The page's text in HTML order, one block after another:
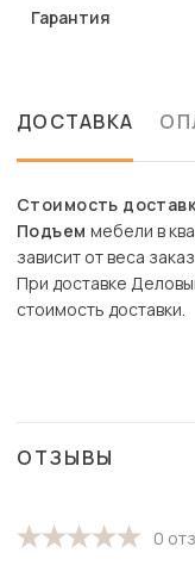
Гарантия
ДОСТАВКА
Стоимость
Подъем мебели в
зависит от веса
При доставке
стоимость доставки.
ОТЗЫВЫ
0